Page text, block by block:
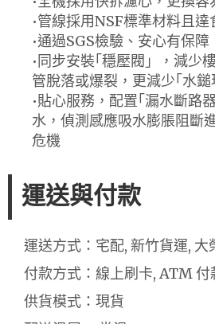
•管線採用NSF標準材料且達
•通過SGS檢驗、安心有保障
•同步安裝｢穩壓閥」，減少
管脫落或爆裂，更減少｢水
•貼心服務，配置｢漏水斷路
水，偵測感應吸水膨脹阻斷
危機
運送與付款
運送方式：宅配, 新竹貨運, 大
付款方式：線上刷卡, ATM 付
供貨模式：現貨